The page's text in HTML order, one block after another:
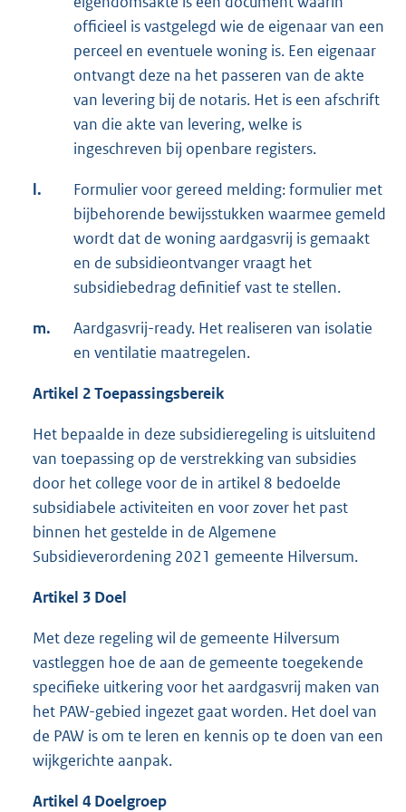
officieel is vastgelegd wie de eigenaar van een
perceel en eventuele woning is. Een eigenaar
ontvangt deze na het passeren van de akte
van levering bij de notaris. Het is een afschrift
van die akte van levering, welke is
ingeschreven bij openbare registers.
l.
Formulier voor gereed melding: formulier met
bijbehorende bewijsstukken waarmee gemeld
wordt dat de woning aardgasvrij is gemaakt
en de subsidieontvanger vraagt het
subsidiebedrag definitief vast te stellen.
m.
Aardgasvrij-ready. Het realiseren van isolatie
en ventilatie maatregelen.
Artikel 2 Toepassingsbereik
Het bepaalde in deze subsidieregeling is uitsluitend
van toepassing op de verstrekking van subsidies
door het college voor de in artikel 8 bedoelde
subsidiabele activiteiten en voor zover het past
binnen het gestelde in de Algemene
Subsidieverordening 2021 gemeente Hilversum.
Artikel 3 Doel
Met deze regeling wil de gemeente Hilversum
vastleggen hoe de aan de gemeente toegekende
specifieke uitkering voor het aardgasvrij maken van
het PAW-gebied ingezet gaat worden. Het doel van
de PAW is om te leren en kennis op te doen van een
wijkgerichte aanpak.
Artikel 4 Doelgroep